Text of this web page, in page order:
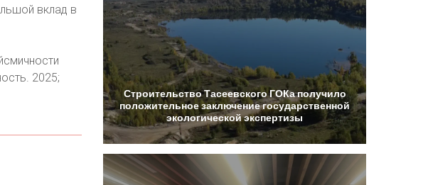
вклад в
2025;
СтроительствоТасеевскогоГОКаполучило
положительноезаключениегосударственной
экологическойэкспертизы